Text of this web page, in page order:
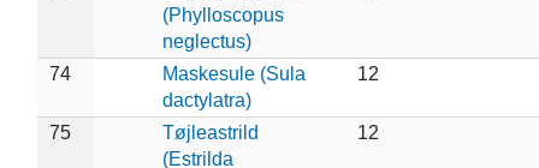
(Phylloscopus
neglectus)
74
Maskesule (Sula
dactylatra)
12
75
Tøjleastrild
(Estrilda
12